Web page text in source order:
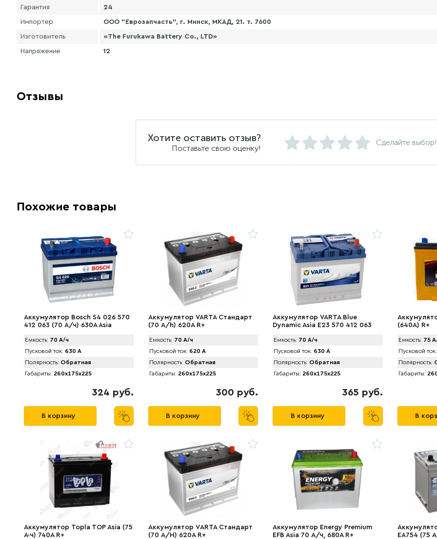
Гарантия 24
Импортер ООО "Еврозапчасть", г. Минск, МКАД, 21. т. 7600
Изготовитель «The Furukawa Battery Co., LTD»
Напряжение 12
Отзывы
Хотите оставить отзыв?
Поставьте свою оценку!
Сделайте выбор!
Похожие товары
Аккумулятор Bosch S4 026 570
412 063 (70 А/ч) 630A Asia
Емкость: 70 А/ч
Пусковой ток: 630 А
Полярность: Обратная
Габариты: 260x175x225
324 руб.
В корзину
Аккумулятор VARTA Стандарт
(70 А/h) 620А R+
Емкость: 70 А/ч
Пусковой ток: 620 А
Полярность: Обратная
Габариты: 260x175x225
300 руб.
В корзину
Аккумулятор VARTA Blue
Dynamic Asia E23 570 412 063
Емкость: 70 А/ч
Пусковой ток: 630 А
Полярность: Обратная
Габариты: 260x175x225
365 руб.
В корзину
(640A) R+
Емкость: 75
Пусковой ток:
Полярность:
Габариты:
В
Аккумулятор Topla TOP Asia (75
А·ч) 740A R+
Аккумулятор VАRTA Стандарт
(70 А/H) 620А R+
Аккумулятор Energy Premium
EFB Asia 70 А/ч, 680A R+
EA754 (75